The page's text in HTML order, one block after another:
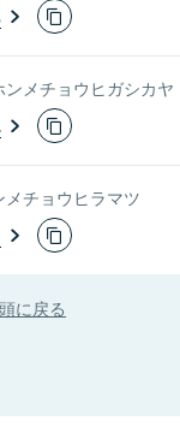
ンメチョウヒガシカヤ
メチョウヒラマツ
に戻る